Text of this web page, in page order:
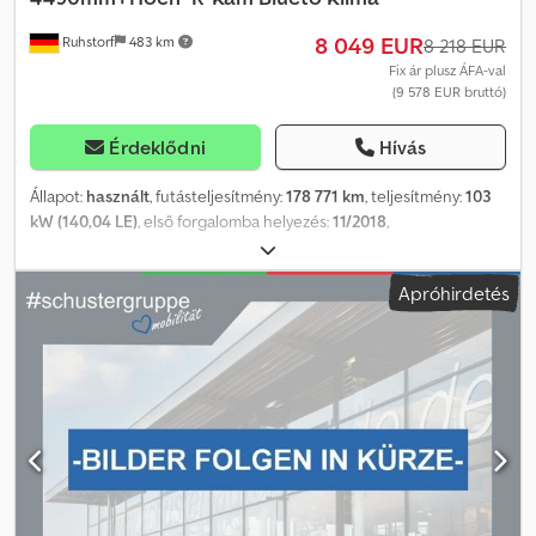
fenntartjuk. Credpfszaigljx Aqxsf
Ruhstorf 483 km 8 049 EUR8 218 EUR
Fix ár plusz ÁFA-val
(9 578 EUR bruttó)
Érdeklődni Hívás
Állapot: használt, futásteljesítmény:178 771 km, teljesítmény:103
kW (140,04 LE), első forgalomba helyezés:11/2018,
, üzemanyag:
osztály:Euro 6, Gyártási év:2018, Felszereltség:ABS, elektronikus
stabilitásprogram (ESP), fedélzeti számítógép,
immobilizerrendszer, kipörgésgátló, központi zár,
légkondicionálás, légzsák, teherautó regisztráció, tolóajtó, *
További 1500 járművet talál honlapunkon, lízing és finanszírozás
akár önerő nélkül is lehetséges! *Áraink azonnali készpénzes
átvételre vonatkoznak, azaz a kiegészítő munkák, mint például
vonóhorog utólagos beszerelése, második garnitúra
gumiabroncs, szerviz, garancia, gondtalan csomag stb. külön
kerülnek felszámításra. *A legnagyobb gondosság ellenére is
előfordulhatnak hirdetési hibák, ezért ezekért felelősséget nem
Apróhirdetés